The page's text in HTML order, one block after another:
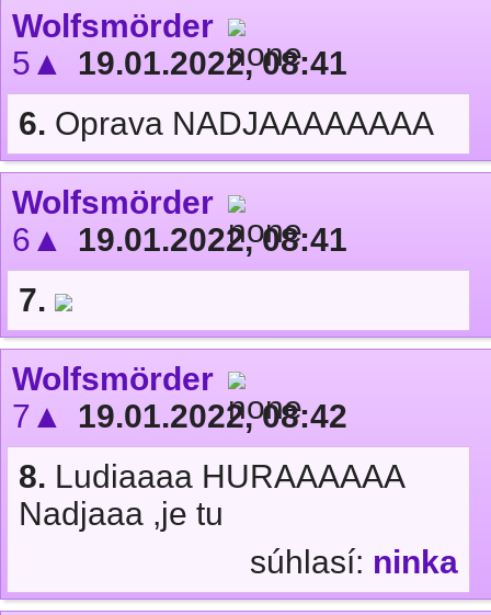
Wolfsmörder
5▲
19.01.2022, 08:41
6. Oprava NADJAAAAAAAA
Wolfsmörder
6▲
19.01.2022, 08:41
7.
Wolfsmörder
7▲
19.01.2022, 08:42
8. Ludiaaaa HURAAAAAA
Nadjaaa ,je tu
súhlasí: ninka